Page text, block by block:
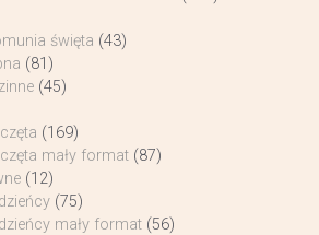
święta (43)
(81)
(45)
(169)
mały format (87)
(12)
(75)
mały format (56)